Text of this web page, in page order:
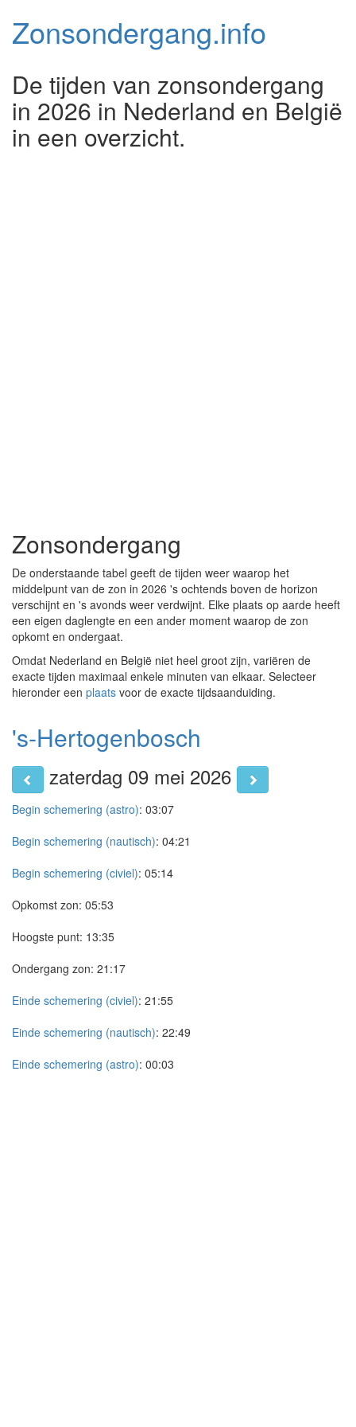
Zonsondergang.info
De tijden van zonsondergang
in 2026 in Nederland en België
in een overzicht.
Zonsondergang
De onderstaande tabel geeft de tijden weer waarop het
middelpunt van de zon in 2026 's ochtends boven de horizon
verschijnt en 's avonds weer verdwijnt. Elke plaats op aarde heeft
een eigen daglengte en een ander moment waarop de zon
opkomt en ondergaat.
Omdat Nederland en België niet heel groot zijn, variëren de
exacte tijden maximaal enkele minuten van elkaar. Selecteer
hieronder een plaats voor de exacte tijdsaanduiding.
's-Hertogenbosch
zaterdag 09 mei 2026
Begin schemering (astro): 03:07
Begin schemering (nautisch): 04:21
Begin schemering (civiel): 05:14
Opkomst zon: 05:53
Hoogste punt: 13:35
Ondergang zon: 21:17
Einde schemering (civiel): 21:55
Einde schemering (nautisch): 22:49
Einde schemering (astro): 00:03